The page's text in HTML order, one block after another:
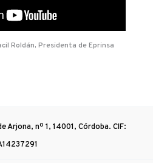
Roldán, Presidenta de Eprinsa
Arjona, nº 1, 14001, Córdoba. CIF: